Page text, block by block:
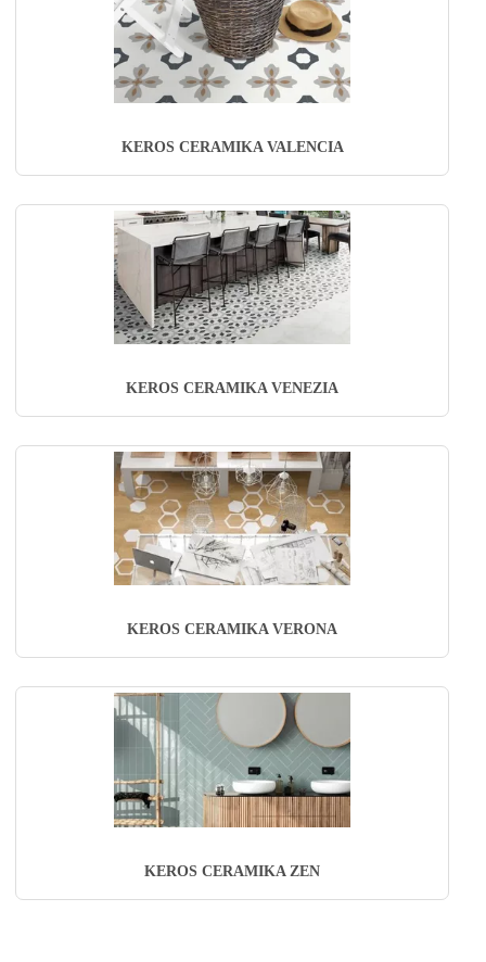
KEROS CERAMIKA VALENCIA
KEROS CERAMIKA VENEZIA
KEROS CERAMIKA VERONA
KEROS CERAMIKA ZEN